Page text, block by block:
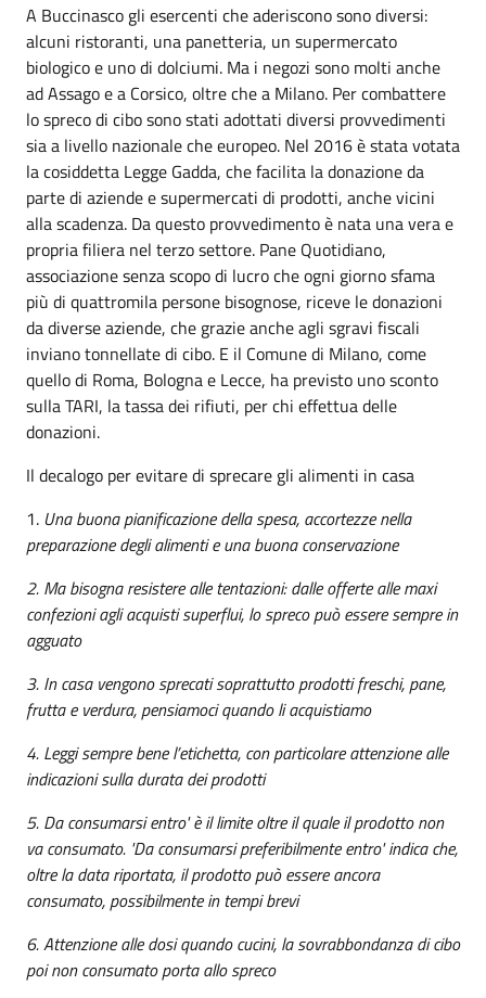
A Buccinasco gli esercenti che aderiscono sono diversi:
alcuni ristoranti, una panetteria, un supermercato
biologico e uno di dolciumi. Ma i negozi sono molti anche
ad Assago e a Corsico, oltre che a Milano. Per combattere
lo spreco di cibo sono stati adottati diversi provvedimenti
sia a livello nazionale che europeo. Nel 2016 è stata votata
la cosiddetta Legge Gadda, che facilita la donazione da
parte di aziende e supermercati di prodotti, anche vicini
alla scadenza. Da questo provvedimento è nata una vera e
propria filiera nel terzo settore. Pane Quotidiano,
associazione senza scopo di lucro che ogni giorno sfama
più di quattromila persone bisognose, riceve le donazioni
da diverse aziende, che grazie anche agli sgravi fiscali
inviano tonnellate di cibo. E il Comune di Milano, come
quello di Roma, Bologna e Lecce, ha previsto uno sconto
sulla TARI, la tassa dei rifiuti, per chi effettua delle
donazioni.
Il decalogo per evitare di sprecare gli alimenti in casa
1. Una buona pianificazione della spesa, accortezze nella
preparazione degli alimenti e una buona conservazione
2. Ma bisogna resistere alle tentazioni: dalle offerte alle maxi
confezioni agli acquisti superflui, lo spreco può essere sempre in
agguato
3. In casa vengono sprecati soprattutto prodotti freschi, pane,
frutta e verdura, pensiamoci quando li acquistiamo
4. Leggi sempre bene l’etichetta, con particolare attenzione alle
indicazioni sulla durata dei prodotti
5. Da consumarsi entro' è il limite oltre il quale il prodotto non
va consumato. 'Da consumarsi preferibilmente entro' indica che,
oltre la data riportata, il prodotto può essere ancora
consumato, possibilmente in tempi brevi
6. Attenzione alle dosi quando cucini, la sovrabbondanza di cibo
poi non consumato porta allo spreco